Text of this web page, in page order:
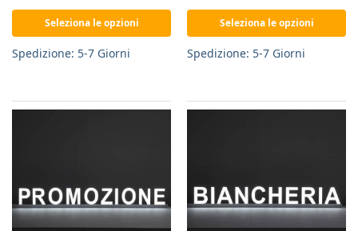
Seleziona le opzioni
Spedizione: 5-7 Giorni
Seleziona le opzioni
Spedizione: 5-7 Giorni